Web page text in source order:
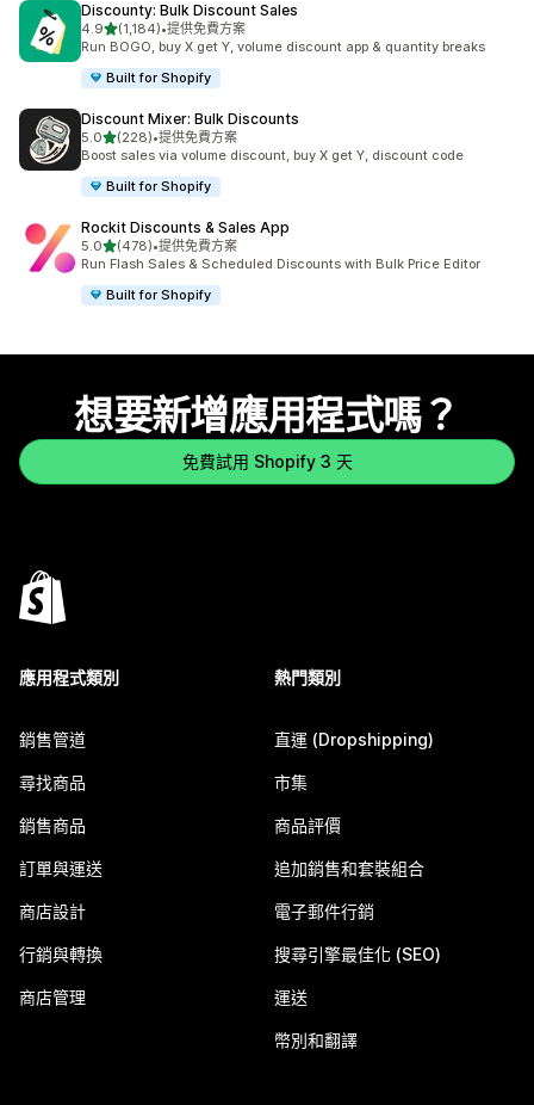
Discounty: Bulk Discount Sales
4.9滿分 5 顆星
(1,184)
共有 1184 則評價
•提供免費方案
Run BOGO, buy X get Y, volume discount app & quantity breaks
Built for Shopify
Discount Mixer: Bulk Discounts
5.0滿分 5 顆星
(228)
共有 228 則評價
•提供免費方案
Boost sales via volume discount, buy X get Y, discount code
Built for Shopify
Rockit Discounts & Sales App
5.0滿分 5 顆星
(478)
共有 478 則評價
•提供免費方案
Run Flash Sales & Scheduled Discounts with Bulk Price Editor
Built for Shopify
想要新增應用程式嗎？
免費試用 Shopify 3 天
應用程式類別
銷售管道
尋找商品
銷售商品
訂單與運送
商店設計
行銷與轉換
商店管理
熱門類別
直運 (Dropshipping)
市集
商品評價
追加銷售和套裝組合
電子郵件行銷
搜尋引擎最佳化 (SEO)
運送
幣別和翻譯